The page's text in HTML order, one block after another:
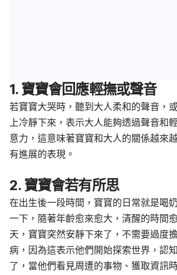
1. 寶寶會回應輕撫或聲音
若寶寶大哭時，聽到大人柔和的聲音，
上冷靜下來，表示大人能夠透過聲音和
意力，這意味著寶寶和大人的關係越來
有進展的表現。
2. 寶寶會若有所思
在出生後一段時間，寶寶的日常就是喝
一下，隨著年齡愈來愈大，清醒的時間
天，寶寶突然安靜下來了，不需要過度
病，因為這表示他們開始探索世界，認
了，當他們看見周遭的事物、獲取資訊